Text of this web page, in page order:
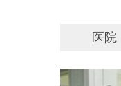
医院